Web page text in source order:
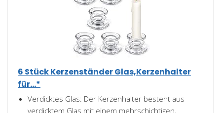
6 Stück Kerzenständer Glas,Kerzenhalter
für...*
Verdicktes Glas: Der Kerzenhalter besteht aus
verdicktem Glas mit einem mehrschichtigen,